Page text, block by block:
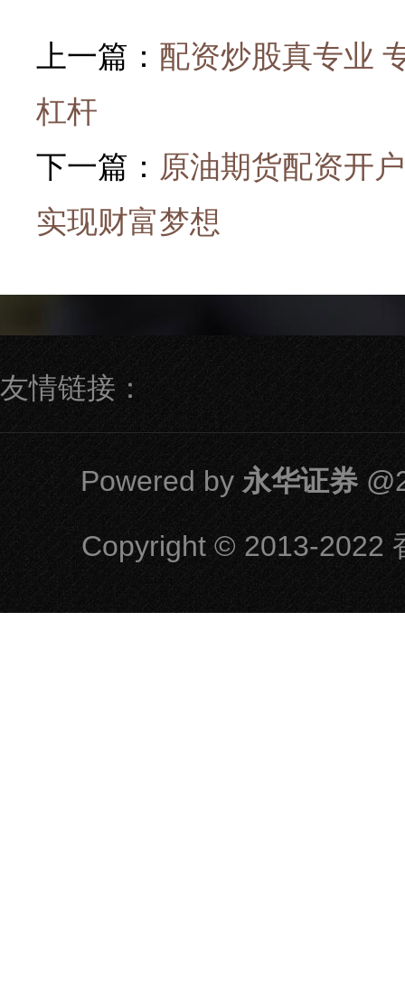
上一篇： 配资炒股真专业
杠杆
下一篇： 原油期货配资开
实现财富梦想
友情链接：
Powered by 永华证券
Copyright© 2013-2022